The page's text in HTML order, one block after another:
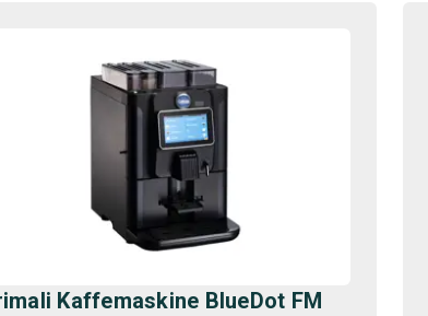
Kaffemaskine BlueDot FM